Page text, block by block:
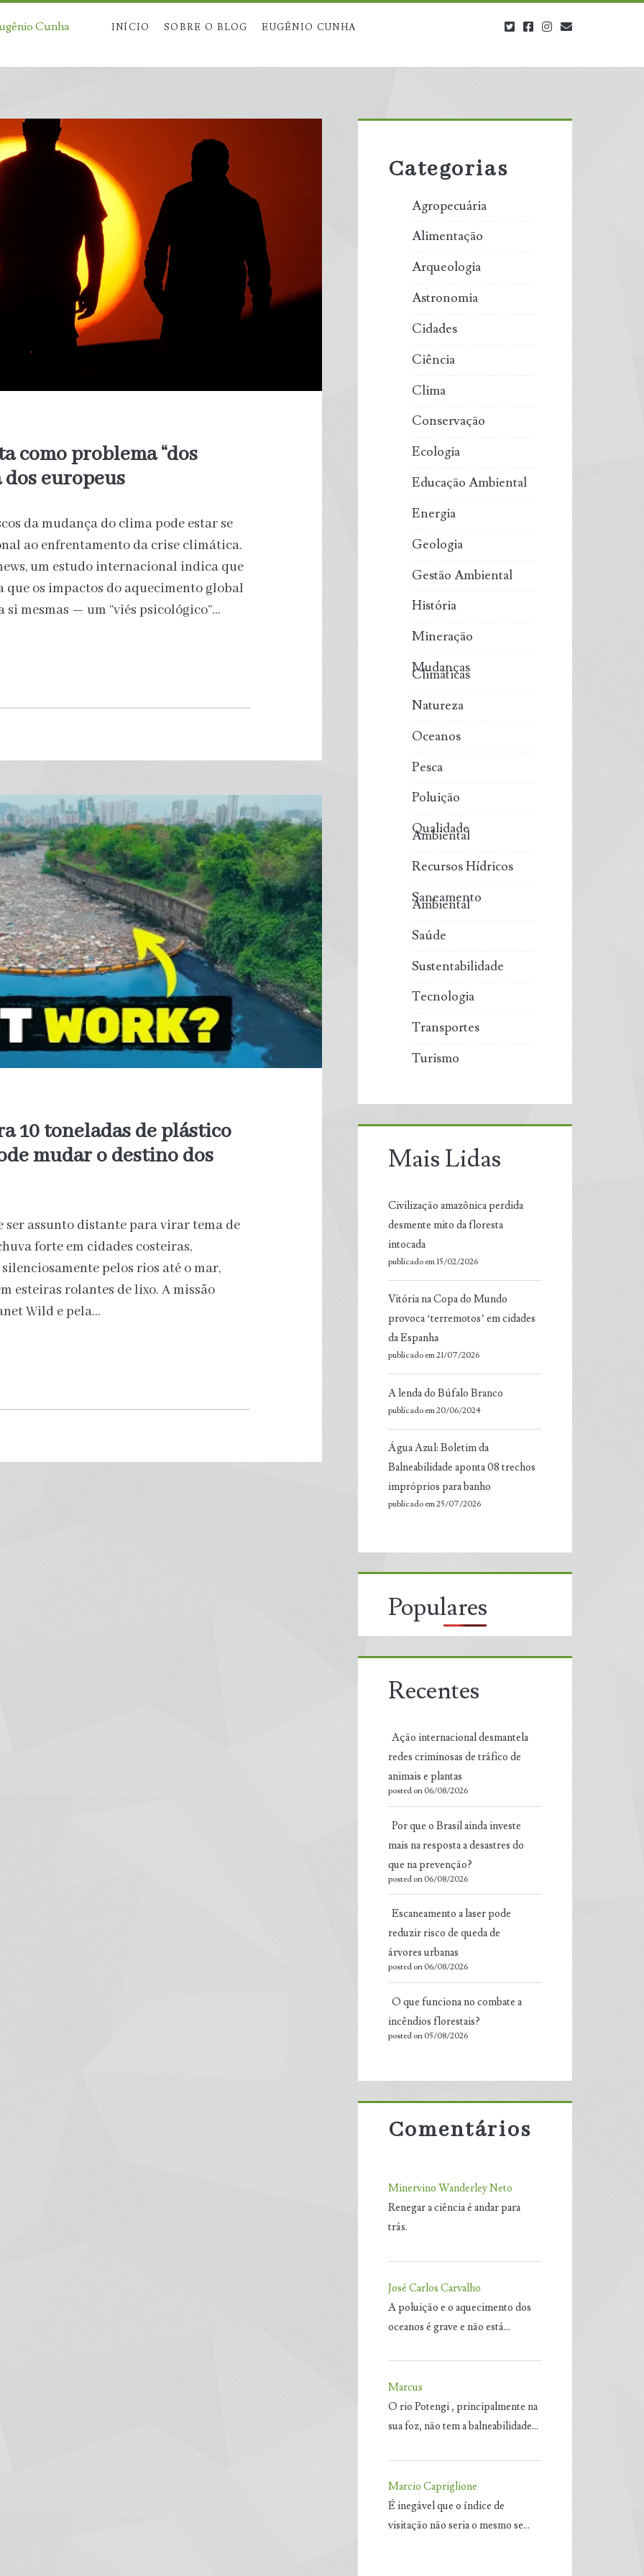
Cunha INÍCIO SOBRE O BLOG EUGÊNIO CUNHA twitterfacebookinstagram
como problema “dos
europeus
da mudança do clima pode estar se
ao enfrentamento da crise climática.
um estudo internacional indica que
que os impactos do aquecimento global
si mesmas — um “viés psicológico”…
10 toneladas de plástico
mudar o destino dos
ser assunto distante para virar tema de
forte em cidades costeiras,
pelos rios até o mar,
esteiras rolantes de lixo. A missão
Wild e pela…
Sidebar
Categorias
Agropecuária
Alimentação
Arqueologia
Astronomia
Cidades
Ciência
Clima
Conservação
Ecologia
Educação Ambiental
Energia
Geologia
Gestão Ambiental
História
Mineração
Mudanças
Climáticas
Natureza
Oceanos
Pesca
Poluição
Qualidade
Ambiental
Recursos Hídricos
Saneamento
Ambiental
Saúde
Sustentabilidade
Tecnologia
Transportes
Turismo
Mais Lidas
Civilização amazônica perdida
desmente mito da floresta
intocada
publicado em 15/02/2026
Vitória na Copa do Mundo
provoca ‘terremotos’ em cidades
da Espanha
publicado em 21/07/2026
A lenda do Búfalo Branco
publicado em 20/06/2024
Água Azul: Boletim da
Balneabilidade aponta 08 trechos
impróprios para banho
publicado em 25/07/2026
Populares
Recentes
Ação internacional desmantela
redes criminosas de tráfico de
animais e plantas
posted on 06/08/2026
Por que o Brasil ainda investe
mais na resposta a desastres do
que na prevenção?
posted on 06/08/2026
Escaneamento a laser pode
reduzir risco de queda de
árvores urbanas
posted on 06/08/2026
O que funciona no combate a
incêndios florestais?
posted on 05/08/2026
Comentários
Minervino Wanderley Neto
Renegar a ciência é andar para
trás.
José Carlos Carvalho
A poluição e o aquecimento dos
oceanos é grave e não está…
Marcus
O rio Potengi , principalmente na
sua foz, não tem a balneabilidade…
Marcio Capriglione
É inegável que o índice de
visitação não seria o mesmo se…